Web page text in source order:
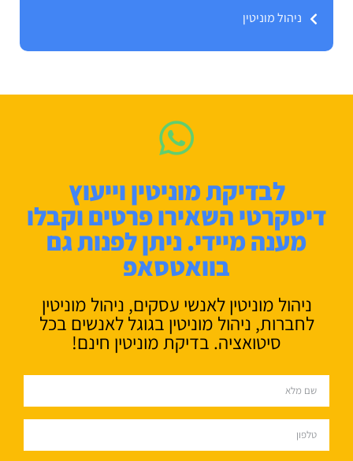
ניהול מוניטין
לבדיקת מוניטין וייעוץ
דיסקרטי השאירו פרטים וקבלו
מענה מיידי. ניתן לפנות גם
בוואטסאפ
ניהול מוניטין לאנשי עסקים, ניהול מוניטין
לחברות, ניהול מוניטין בגוגל לאנשים בכל
סיטואציה. בדיקת מוניטין חינם!